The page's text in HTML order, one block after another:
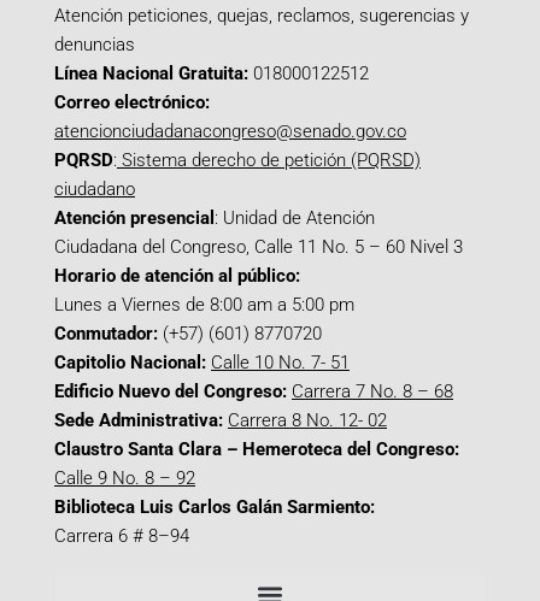
Atención peticiones, quejas, reclamos, sugerencias y
denuncias
Línea Nacional Gratuita: 018000122512
Correo electrónico:
atencionciudadanacongreso@senado.gov.co
PQRSD: Sistema derecho de petición (PQRSD)
ciudadano
Atención presencial : Unidad de Atención
Ciudadana del Congreso, Calle 11 No. 5 – 60 Nivel 3
Horario de atención al público:
Lunes a Viernes de 8:00 am a 5:00 pm
Conmutador: (+57) (601) 8770720
Capitolio Nacional: Calle 10 No. 7- 51
Edificio Nuevo del Congreso: Carrera 7 No. 8 – 68
Sede Administrativa: Carrera 8 No. 12- 02
Claustro Santa Clara – Hemeroteca del Congreso:
Calle 9 No. 8 – 92
Biblioteca Luis Carlos Galán Sarmiento:
Carrera 6 # 8–94